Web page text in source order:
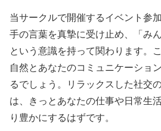
当サークルで開催するイベント参
手の言葉を真摯に受け止め、「み
という意識を持って関わります。
自然とあなたのコミュニケーショ
るでしょう。リラックスした社交
は、きっとあなたの仕事や日常生
り豊かにするはずです。